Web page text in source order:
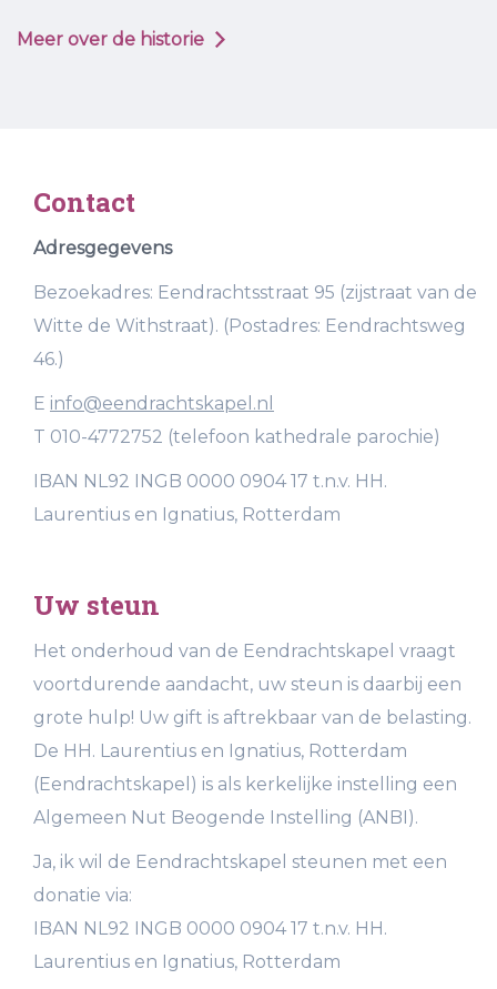
Meer over de historie
Contact
Adresgegevens
Bezoekadres: Eendrachtsstraat 95 (zijstraat van de
Witte de Withstraat). (Postadres: Eendrachtsweg
46.)
E info@eendrachtskapel.nl
T 010-4772752 (telefoon kathedrale parochie)
IBAN NL92 INGB 0000 0904 17 t.n.v. HH.
Laurentius en Ignatius, Rotterdam
Uw steun
Het onderhoud van de Eendrachtskapel vraagt
voortdurende aandacht, uw steun is daarbij een
grote hulp! Uw gift is aftrekbaar van de belasting.
De HH. Laurentius en Ignatius, Rotterdam
(Eendrachtskapel) is als kerkelijke instelling een
Algemeen Nut Beogende Instelling (ANBI).
Ja, ik wil de Eendrachtskapel steunen met een
donatie via:
IBAN NL92 INGB 0000 0904 17 t.n.v. HH.
Laurentius en Ignatius, Rotterdam